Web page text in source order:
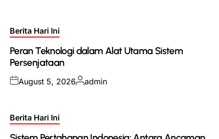
Posted
Berita Hari Ini
Peran Teknologi dalam Alat Utama Sistem
Persenjataan
Posted
August 5, 2026Posted
admin
Posted
Berita Hari Ini